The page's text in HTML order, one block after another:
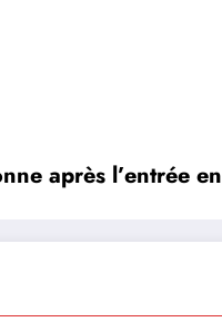
après l’entrée